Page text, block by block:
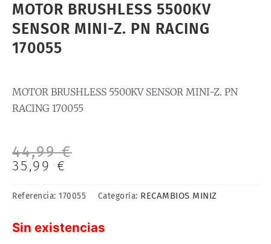
MOTOR BRUSHLESS 5500KV
SENSOR MINI-Z. PN RACING
170055
MOTOR BRUSHLESS 5500KV SENSOR MINI-Z. PN
RACING 170055
44,99€
El
precio
original
era:
44,99 €.
35,99 €
El
precio
actual
es:
35,99 €.
Referencia: 170055 Categoría: RECAMBIOS MINIZ
Sin existencias